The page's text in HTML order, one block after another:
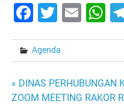
Facebook
Twitter
Agenda
Post
« DINAS PERHUBUNGAN
ZOOM MEETING RAKOR